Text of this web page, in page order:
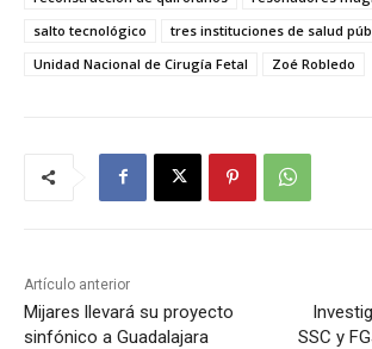
salto tecnológico
tres instituciones de salud
Unidad Nacional de Cirugía Fetal
Zoé Robledo
Artículo anterior
Mijares llevará su proyecto
sinfónico a Guadalajara
SSC y